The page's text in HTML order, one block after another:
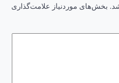
بخش‌های موردنیاز علامت‌گذاری